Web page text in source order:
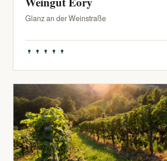
Glanz an der Weinstraße